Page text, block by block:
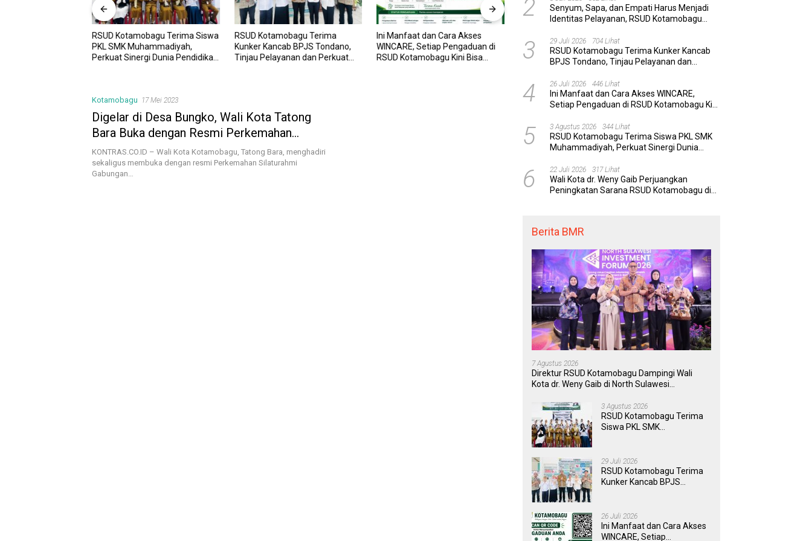
RSUD Kotamobagu Terima Siswa
PKL SMK Muhammadiyah,
Perkuat Sinergi Dunia Pendidikan
RSUD Kotamobagu Terima
Kunker Kancab BPJS Tondano,
Tinjau Pelayanan dan Perkuat
Ini Manfaat dan Cara Akses
WINCARE, Setiap Pengaduan di
RSUD Kotamobagu Kini Bisa
RSUD Kotamobagu Hadirkan
WINCARE, Terobosan Digital
untuk Pengaduan Masyarakat
dan Pegawai yang Cepat,
Transparan, dan Responsif
Mongondow Selatan: Jejak
Seorang Bunda Pembaharu dan
Kotamobagu 17 Mei 2023
Digelar di Desa Bungko, Wali Kota Tatong
Bara Buka dengan Resmi Perkemahan
Gabungan dan Wisuda Santri Ponpes
Assalam Manado
KONTRAS.CO.ID – Wali Kota Kotamobagu, Tatong Bara, menghadiri
sekaligus membuka dengan resmi Perkemahan Silaturahmi
Gabungan…
2
Senyum, Sapa, dan Empati Harus Menjadi
Identitas Pelayanan, RSUD Kotamobagu
3 29 Juli 2026 704 Lihat
RSUD Kotamobagu Terima Kunker Kancab
BPJS Tondano, Tinjau Pelayanan dan
4 26 Juli 2026 446 Lihat
Ini Manfaat dan Cara Akses WINCARE,
Setiap Pengaduan di RSUD Kotamobagu Kini
5 3 Agustus 2026 344 Lihat
RSUD Kotamobagu Terima Siswa PKL SMK
Muhammadiyah, Perkuat Sinergi Dunia
6 22 Juli 2026 317 Lihat
Wali Kota dr. Weny Gaib Perjuangkan
Peningkatan Sarana RSUD Kotamobagu di
Berita BMR
7 Agustus 2026
Direktur RSUD Kotamobagu Dampingi Wali
Kota dr. Weny Gaib di North Sulawesi
3 Agustus 2026
RSUD Kotamobagu Terima
Siswa PKL SMK
dan Layanan Kesehatan
29 Juli 2026
RSUD Kotamobagu Terima
Kunker Kancab BPJS
Wujudkan UHC
26 Juli 2026
Ini Manfaat dan Cara Akses
WINCARE, Setiap